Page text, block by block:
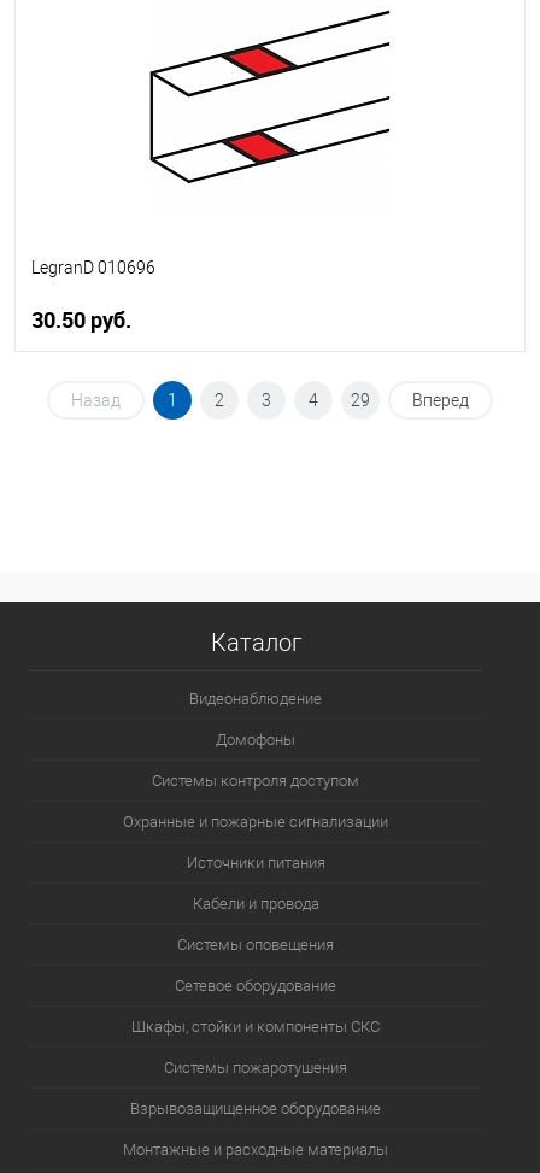
В наличии
LegranD 010696
30.50 руб.
В корзину
Назад 1 2 3 4 29 Вперед
Каталог
Видеонаблюдение
Домофоны
Системы контроля доступом
Охранные и пожарные сигнализации
Источники питания
Кабели и провода
Системы оповещения
Сетевое оборудование
Шкафы, стойки и компоненты СКС
Системы пожаротушения
Взрывозащищенное оборудование
Монтажные и расходные материалы